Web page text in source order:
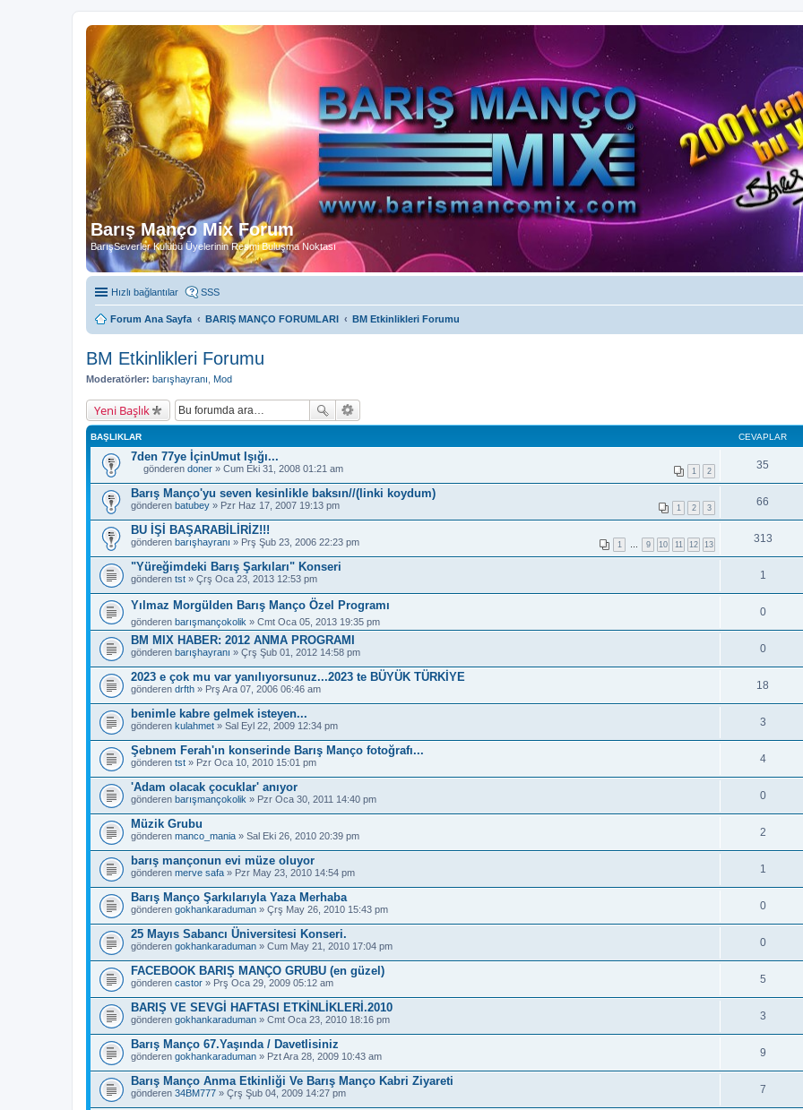
Barış Manço Mix Forum
BarışSeverler Kulübü Üyelerinin Resmi Buluşma Noktası
Hızlı bağlantılar SSS
Forum Ana Sayfa BARIŞ MANÇO FORUMLARI BM Etkinlikleri Forumu
BM Etkinlikleri Forumu
Moderatörler: barışhayranı Mod
Yeni Başlık
BAŞLIKLAR CEVAPLAR
7den 77ye İçinUmut Işığı...
1 2
B
u
b
a
ş
l
ı
b
i
r
a
n
e
t
e
a
h
i
p
.
gönderen doner » Cum Eki 31, 2008 01:21 am 35
Barış Manço'yu seven kesinlikle baksın//(linki koydum)
1 2 3
gönderen batubey » Pzr Haz 17, 2007 19:13 pm 66
BU İŞİ BAŞARABİLİRİZ!!!
1 … 9 10 11 12 13
gönderen barışhayranı » Prş Şub 23, 2006 22:23 pm 313
"Yüreğimdeki Barış Şarkıları" Konseri
gönderen tst » Çrş Oca 23, 2013 12:53 pm 1
Yılmaz Morgülden Barış Manço Özel Programı
gönderen barışmançokolik » Cmt Oca 05, 2013 19:35 pm
0
BM MIX HABER: 2012 ANMA PROGRAMI
gönderen barışhayranı » Çrş Şub 01, 2012 14:58 pm 0
2023 e çok mu var yanılıyorsunuz...2023 te BÜYÜK TÜRKİYE
gönderen drfth » Prş Ara 07, 2006 06:46 am 18
benimle kabre gelmek isteyen...
gönderen kulahmet » Sal Eyl 22, 2009 12:34 pm 3
Şebnem Ferah'ın konserinde Barış Manço fotoğrafı...
gönderen tst » Pzr Oca 10, 2010 15:01 pm 4
'Adam olacak çocuklar' anıyor
gönderen barışmançokolik » Pzr Oca 30, 2011 14:40 pm 0
Müzik Grubu
gönderen manco_mania » Sal Eki 26, 2010 20:39 pm 2
barış mançonun evi müze oluyor
gönderen merve safa » Pzr May 23, 2010 14:54 pm 1
Barış Manço Şarkılarıyla Yaza Merhaba
gönderen gokhankaraduman » Çrş May 26, 2010 15:43 pm 0
25 Mayıs Sabancı Üniversitesi Konseri.
gönderen gokhankaraduman » Cum May 21, 2010 17:04 pm 0
FACEBOOK BARIŞ MANÇO GRUBU (en güzel)
gönderen castor » Prş Oca 29, 2009 05:12 am 5
BARIŞ VE SEVGİ HAFTASI ETKİNLİKLERİ.2010
gönderen gokhankaraduman » Cmt Oca 23, 2010 18:16 pm 3
Barış Manço 67.Yaşında / Davetlisiniz
gönderen gokhankaraduman » Pzt Ara 28, 2009 10:43 am 9
Barış Manço Anma Etkinliği Ve Barış Manço Kabri Ziyareti
gönderen 34BM777 » Çrş Şub 04, 2009 14:27 pm 7